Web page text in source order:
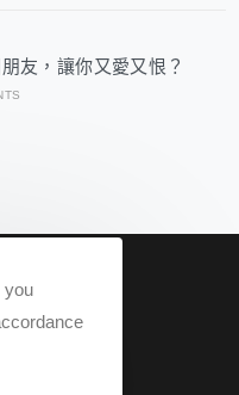
友，讓你又愛又恨？
reserved.
you